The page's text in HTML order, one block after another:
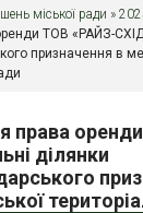
міської ради »
ТОВ «РАЙЗ-
призначення в
права
ділянки